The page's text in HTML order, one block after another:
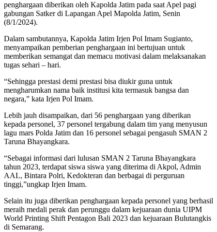
penghargaan diberikan oleh Kapolda Jatim pada saat Apel pagi
gabungan Satker di Lapangan Apel Mapolda Jatim, Senin
(8/1/2024).
Dalam sambutannya, Kapolda Jatim Irjen Pol Imam Sugianto,
menyampaikan pemberian penghargaan ini bertujuan untuk
memberikan semangat dan memacu motivasi dalam melaksanakan
tugas sehari – hari.
“Sehingga prestasi demi prestasi bisa diukir guna untuk
mengharumkan nama baik institusi kita termasuk bangsa dan
negara,” kata Irjen Pol Imam.
Lebih jauh disampaikan, dari 56 penghargaan yang diberikan
kepada personel, 37 personel tergabung dalam tim yang menyusun
lagu mars Polda Jatim dan 16 personel sebagai pengasuh SMAN 2
Taruna Bhayangkara.
“Sebagai informasi dari lulusan SMAN 2 Taruna Bhayangkara
tahun 2023, terdapat siswa siswa yang diterima di Akpol, Admin
AAL, Bintara Polri, Kedokteran dan berbagai di perguruan
tinggi,”ungkap Irjen Imam.
Selain itu juga diberikan penghargaan kepada personel yang berhasil
meraih medali perak dan perunggu dalam kejuaraan dunia UIPM
World Printing Shift Pentagon Bali 2023 dan kejuaraan Bulutangkis
di Semarang.